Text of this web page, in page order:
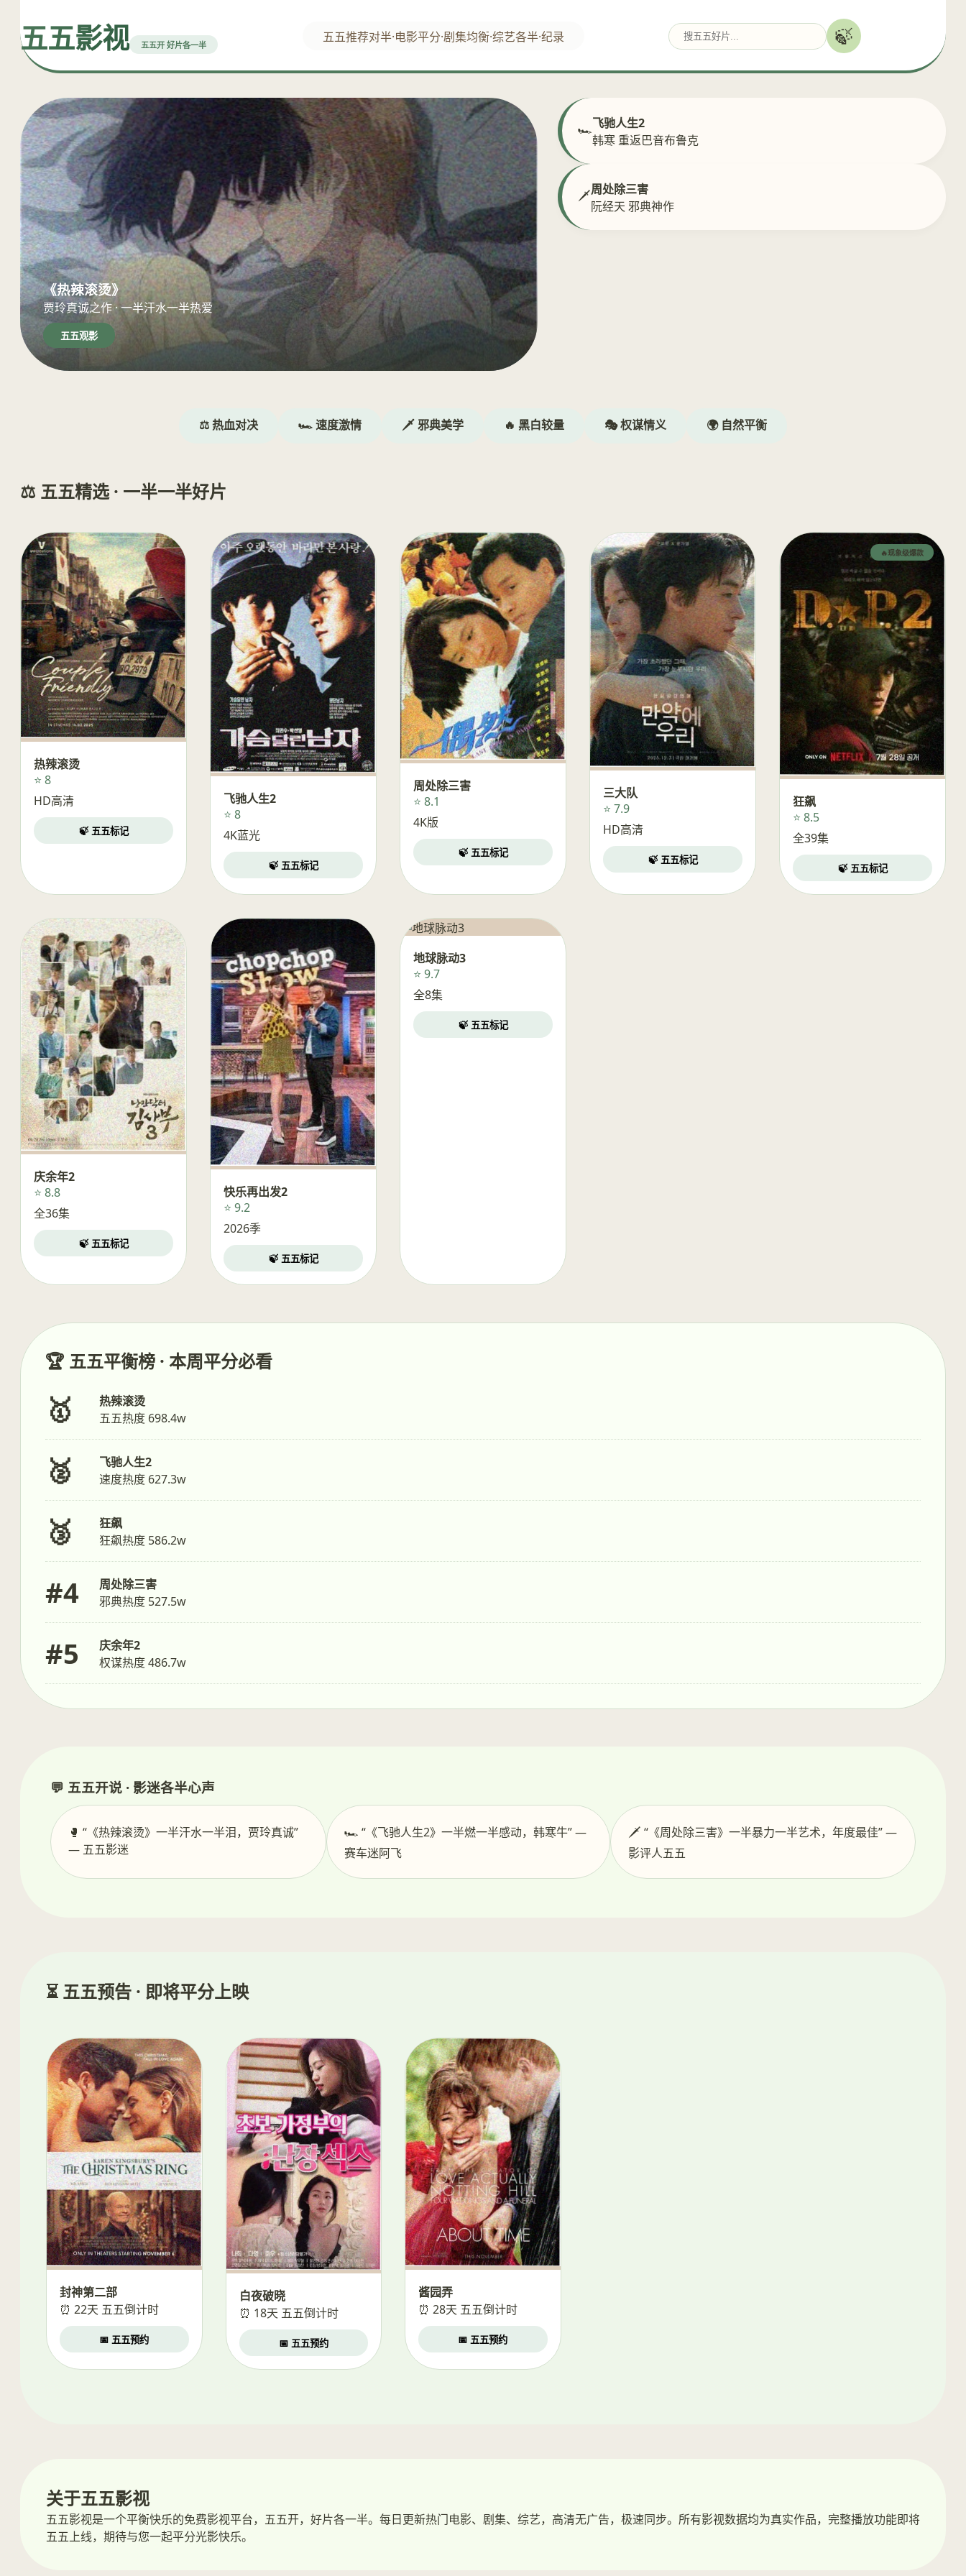
五五影视 五五开 好片各一半
五五推荐对半·电影平分·剧集均衡·综艺各半·纪录 🍃
《热辣滚烫》
贾玲真诚之作 · 一半汗水一半热爱
五五观影
🏎️飞驰人生2
韩寒 重返巴音布鲁克
🗡️周处除三害
阮经天 邪典神作
⚖️ 热血对决 🏎️ 速度激情 🗡️ 邪典美学 🔥 黑白较量 🎭 权谋情义 🌍 自然平衡
⚖️ 五五精选 · 一半一半好片
热辣滚烫
⭐ 8
HD高清
🍃 五五标记
飞驰人生2
⭐ 8
4K蓝光
🍃 五五标记
周处除三害
⭐ 8.1
4K版
🍃 五五标记
三大队
⭐ 7.9
HD高清
🍃 五五标记
🔥现象级爆款
狂飙
⭐ 8.5
全39集
🍃 五五标记
庆余年2
⭐ 8.8
全36集
🍃 五五标记
快乐再出发2
⭐ 9.2
2026季
🍃 五五标记
地球脉动3
⭐ 9.7
全8集
🍃 五五标记
🏆 五五平衡榜 · 本周平分必看
🥇
热辣滚烫
五五热度 698.4w
🥈
飞驰人生2
速度热度 627.3w
🥉
狂飙
狂飙热度 586.2w
#4
周处除三害
邪典热度 527.5w
#5
庆余年2
权谋热度 486.7w
💬 五五开说 · 影迷各半心声
🥊 “《热辣滚烫》一半汗水一半泪，贾玲真诚”
— 五五影迷
🏎️ “《飞驰人生2》一半燃一半感动，韩寒牛” —
赛车迷阿飞
🗡️ “《周处除三害》一半暴力一半艺术，年度最佳” —
影评人五五
⏳ 五五预告 · 即将平分上映
封神第二部
⏰ 22天 五五倒计时
📅 五五预约
白夜破晓
⏰ 18天 五五倒计时
📅 五五预约
酱园弄
⏰ 28天 五五倒计时
📅 五五预约
关于五五影视
五五影视是一个平衡快乐的免费影视平台，五五开，好片各一半。每日更新热门电影、剧集、综艺，高清无广告，极速同步。所有影视数据均为真实作品，完整播放功能即将
五五上线，期待与您一起平分光影快乐。